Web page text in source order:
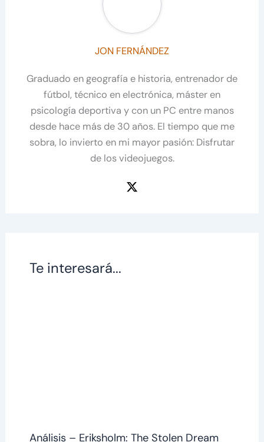
JON FERNÁNDEZ
Graduado en geografía e historia, entrenador de
fútbol, técnico en electrónica, máster en
psicología deportiva y con un PC entre manos
desde hace más de 30 años. El tiempo que me
sobra, lo invierto en mi mayor pasión: Disfrutar
de los videojuegos.
Te interesará...
Análisis – Eriksholm: The Stolen Dream